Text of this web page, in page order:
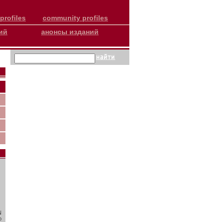
community profiles
анонсы изданий